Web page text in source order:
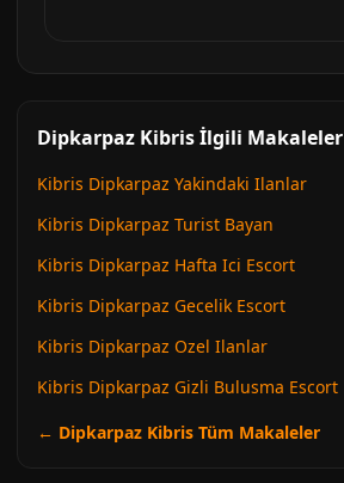
Dipkarpaz Kibris İlgili Makaleler
Kibris Dipkarpaz Yakindaki Ilanlar
Kibris Dipkarpaz Turist Bayan
Kibris Dipkarpaz Hafta Ici Escort
Kibris Dipkarpaz Gecelik Escort
Kibris Dipkarpaz Ozel Ilanlar
Kibris Dipkarpaz Gizli Bulusma Escort
← Dipkarpaz Kibris Tüm Makaleler